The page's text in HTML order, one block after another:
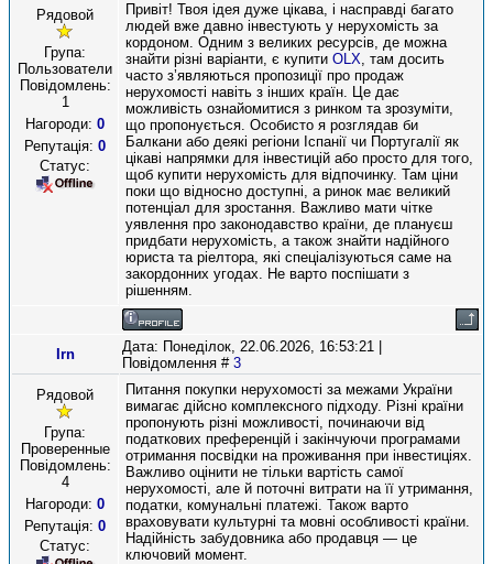
Рядовой
Група:
Пользователи
Повідомлень:
1
Нагороди: 0
Репутація: 0
Статус:
Привіт! Твоя ідея дуже цікава, і насправді багато
людей вже давно інвестують у нерухомість за
кордоном. Одним з великих ресурсів, де можна
знайти різні варіанти, є купити OLX, там досить
часто з’являються пропозиції про продаж
нерухомості навіть з інших країн. Це дає
можливість ознайомитися з ринком та зрозуміти,
що пропонується. Особисто я розглядав би
Балкани або деякі регіони Іспанії чи Португалії як
цікаві напрямки для інвестицій або просто для того,
щоб купити нерухомість для відпочинку. Там ціни
поки що відносно доступні, а ринок має великий
потенціал для зростання. Важливо мати чітке
уявлення про законодавство країни, де плануєш
придбати нерухомість, а також знайти надійного
юриста та ріелтора, які спеціалізуються саме на
закордонних угодах. Не варто поспішати з
рішенням.
Irn
Дата: Понеділок, 22.06.2026, 16:53:21 |
Повідомлення # 3
Рядовой
Група:
Проверенные
Повідомлень:
4
Нагороди: 0
Репутація: 0
Статус:
Питання покупки нерухомості за межами України
вимагає дійсно комплексного підходу. Різні країни
пропонують різні можливості, починаючи від
податкових преференцій і закінчуючи програмами
отримання посвідки на проживання при інвестиціях.
Важливо оцінити не тільки вартість самої
нерухомості, але й поточні витрати на її утримання,
податки, комунальні платежі. Також варто
враховувати культурні та мовні особливості країни.
Надійність забудовника або продавця — це
ключовий момент.